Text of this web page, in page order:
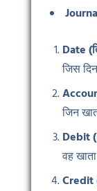
Date (
जिस
जिन
Debit
वह
Credit